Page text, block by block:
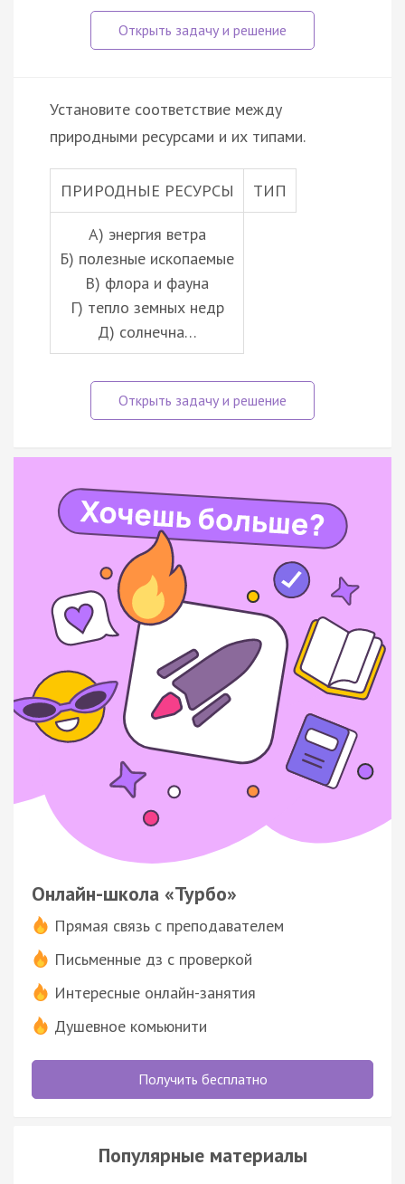
Установите соответствие между
природными ресурсами и их типами.
ПРИРОДНЫЕ РЕСУРСЫ ТИП
А) энергия ветра
Б) полезные ископаемые
В) флора и фауна
Г) тепло земных недр
Д) солнечна…
Онлайн-школа «Турбо»
Прямая связь с преподавателем
Письменные дз с проверкой
Интересные онлайн-занятия
Душевное комьюнити
Получить бесплатно
Популярные материалы